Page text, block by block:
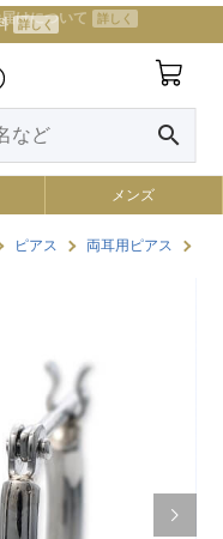
けについて 詳しく
詳しく
search
メンズ
ピアス 両耳用ピアス